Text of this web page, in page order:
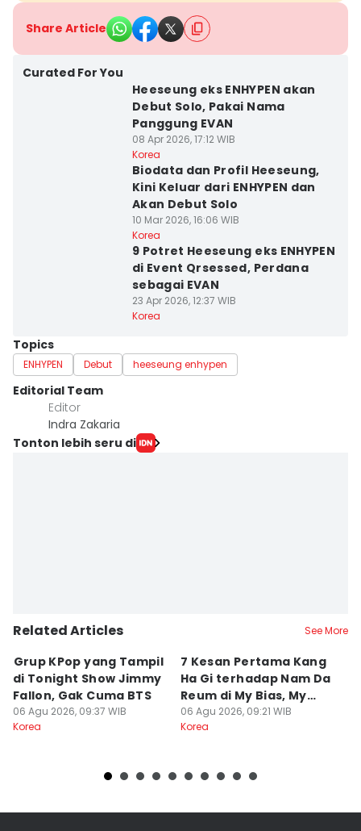
Share Article
Curated For You
Heeseung eks ENHYPEN akan
Debut Solo, Pakai Nama
Panggung EVAN
08 Apr 2026, 17:12 WIB
Korea
Biodata dan Profil Heeseung,
Kini Keluar dari ENHYPEN dan
Akan Debut Solo
10 Mar 2026, 16:06 WIB
Korea
9 Potret Heeseung eks ENHYPEN
di Event Qrsessed, Perdana
sebagai EVAN
23 Apr 2026, 12:37 WIB
Korea
Topics
ENHYPEN Debut heeseung enhypen
Editorial Team
Editor
Indra Zakaria
Tonton lebih seru di
Related Articles See More
⁠⁠Grup KPop yang Tampil
di Tonight Show Jimmy
Fallon, Gak Cuma BTS
06 Agu 2026, 09:37 WIB
Korea
7 Kesan Pertama Kang
Ha Gi terhadap Nam Da
Reum di My Bias, My
Boss
06 Agu 2026, 09:21 WIB
Korea